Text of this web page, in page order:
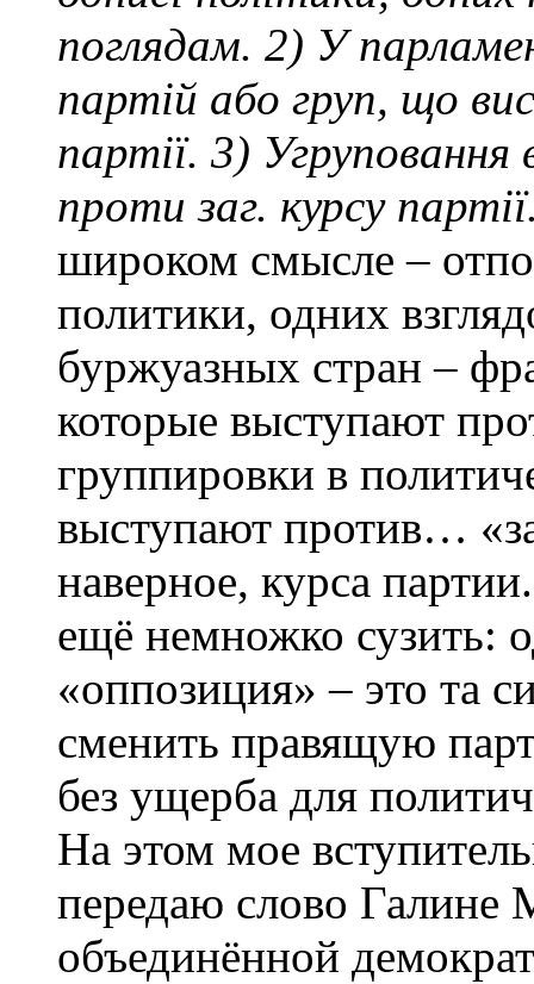
поглядам. 2) У
партій або груп, що
партії. 3) Угруповання
проти заг. курсу
широком смысле –
политики, одних
буржуазных стран –
которые выступают
группировки в
выступают против…
наверное, курса
ещё немножко сузить:
«оппозиция» – это та
сменить правящую
без ущерба для
На этом мое
передаю слово Галине
объединённой